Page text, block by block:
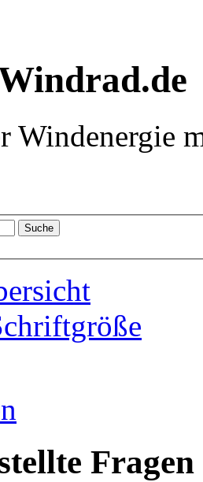
Windenergie
Fragen